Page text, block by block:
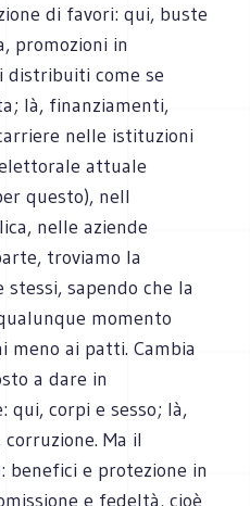
di favori: qui, buste
promozioni in
distribuiti come se
là, finanziamenti,
nelle istituzioni
attuale
questo), nell
nelle aziende
troviamo la
sapendo che la
momento
meno ai patti. Cambia
a dare in
qui, corpi e sesso; là,
Ma il
benefici e protezione in
e fedeltà, cioè